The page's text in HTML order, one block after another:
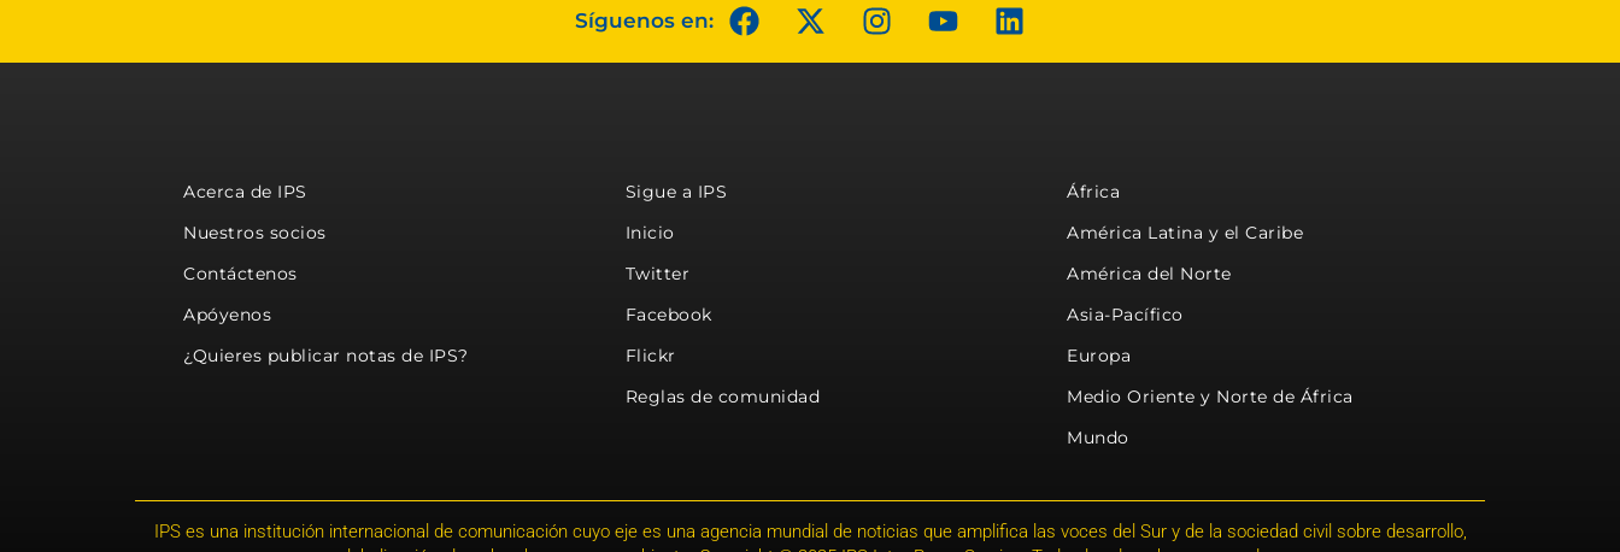
Síguenos en:
Acerca de IPS
Nuestros socios
Contáctenos
Apóyenos
¿Quieres publicar notas de IPS?
Sigue a IPS
Inicio
Twitter
Facebook
Flickr
Reglas de comunidad
África
América Latina y el Caribe
América del Norte
Asia-Pacífico
Europa
Medio Oriente y Norte de África
Mundo
IPS es una institución internacional de comunicación cuyo eje es una agencia mundial de noticias que amplifica las voces del Sur y de la sociedad civil sobre desarrollo,